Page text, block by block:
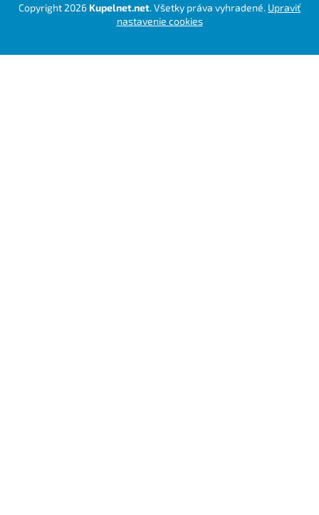
Copyright 2026 Kupelnet.net. Všetky práva vyhradené. Upraviť
nastavenie cookies